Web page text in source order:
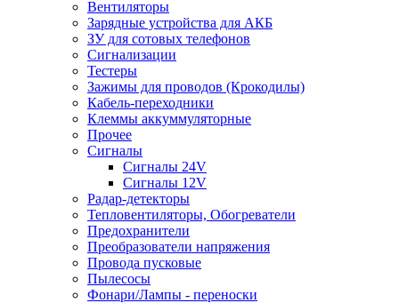
Вентиляторы
Зарядные устройства для АКБ
ЗУ для сотовых телефонов
Сигнализации
Тестеры
Зажимы для проводов (Крокодилы)
Кабель-переходники
Клеммы аккуммуляторные
Прочее
Сигналы
Сигналы 24V
Сигналы 12V
Радар-детекторы
Тепловентиляторы, Обогреватели
Предохранители
Преобразователи напряжения
Провода пусковые
Пылесосы
Фонари/Лампы - переноски